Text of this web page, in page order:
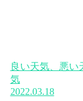
良い天気、悪い
気
2022.03.18